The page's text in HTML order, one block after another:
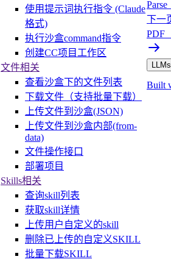
使用提示词执行指令 (Claude
格式)
执行沙盒command指令
创建CC项目工作区
文件相关
查看沙盒下的文件列表
下载文件（支持批量下载）
上传文件到沙盒(JSON)
上传文件到沙盒内部(from-
data)
文件操作接口
部署项目
Skills相关
查询skill列表
获取skill详情
上传用户自定义的skill
删除已上传的自定义SKILL
批量下载SKILL
下一
PDF
Built